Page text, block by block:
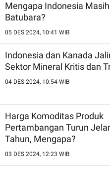
Mengapa Indonesia
Batubara?
05 DES 2024, 10:41 WIB
Indonesia dan Kanada
Sektor Mineral Kritis dan
04 DES 2024, 10:54 WIB
Harga Komoditas Produk
Pertambangan Turun
Tahun, Mengapa?
03 DES 2024, 12:23 WIB